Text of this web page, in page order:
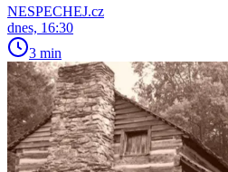
NESPECHEJ.cz
dnes, 16:30
3 min